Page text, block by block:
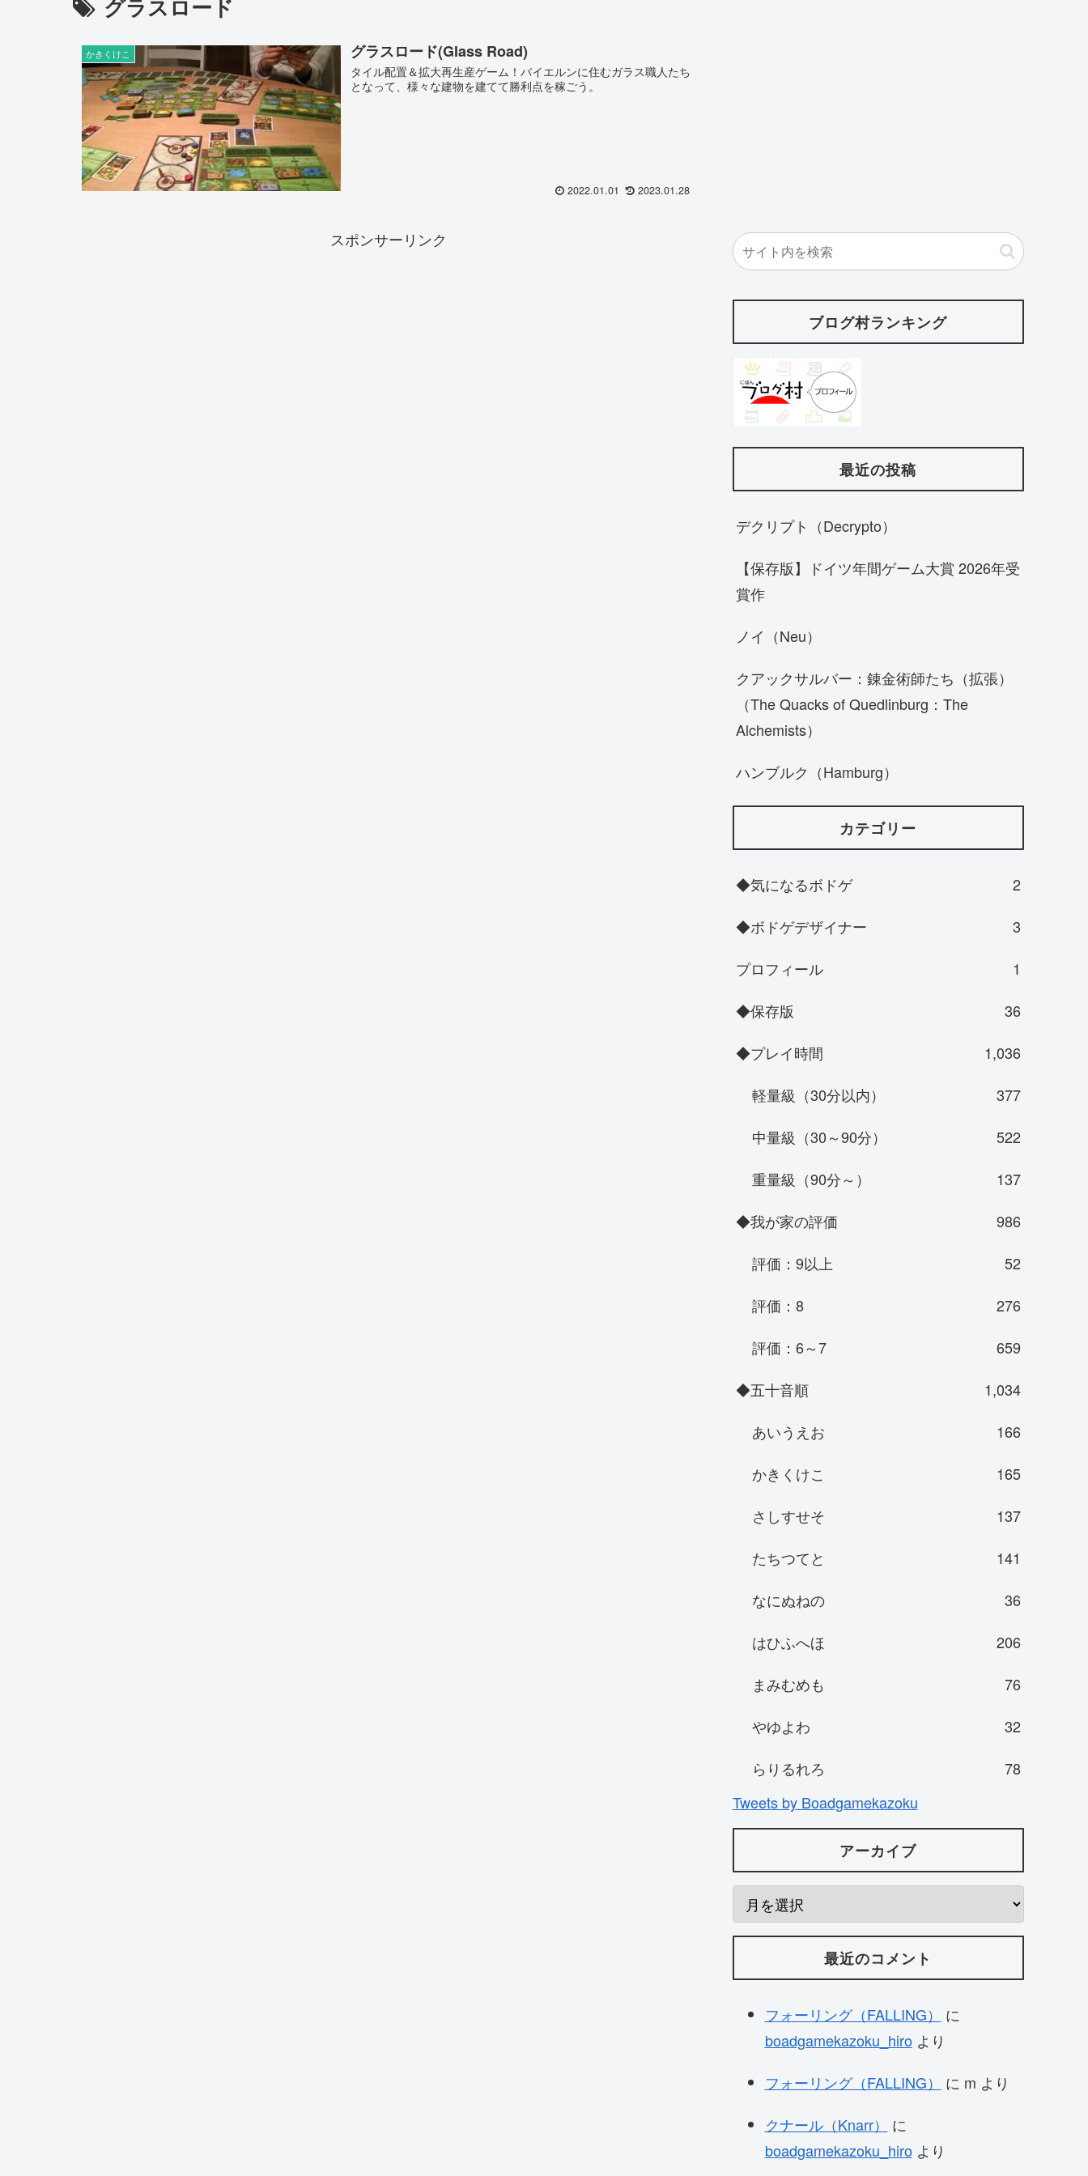
グラスロード
かきくけこ グラスロード(Glass Road)
タイル配置＆拡大再生産ゲーム！バイエルンに住むガラス職人たち
となって、様々な建物を建てて勝利点を稼ごう。
2022.01.01 2023.01.28
スポンサーリンク
ブログ村ランキング
最近の投稿
デクリプト（Decrypto）
【保存版】ドイツ年間ゲーム大賞 2026年受
賞作
ノイ（Neu）
クアックサルバー：錬金術師たち（拡張）
（The Quacks of Quedlinburg：The
Alchemists）
ハンブルク（Hamburg）
カテゴリー
◆気になるボドゲ
2
◆ボドゲデザイナー
3
プロフィール
1
◆保存版
36
◆プレイ時間
1,036
軽量級（30分以内）
377
中量級（30～90分）
522
重量級（90分～）
137
◆我が家の評価
986
評価：9以上
52
評価：8
276
評価：6～7
659
◆五十音順
1,034
あいうえお
166
かきくけこ
165
さしすせそ
137
たちつてと
141
なにぬねの
36
はひふへほ
206
まみむめも
76
やゆよわ
32
らりるれろ
78
Tweets by Boadgamekazoku
アーカイブ
最近のコメント
フォーリング（FALLING）
に
boadgamekazoku_hiroより
フォーリング（FALLING）
に m より
クナール（Knarr）
に
boadgamekazoku_hiroより